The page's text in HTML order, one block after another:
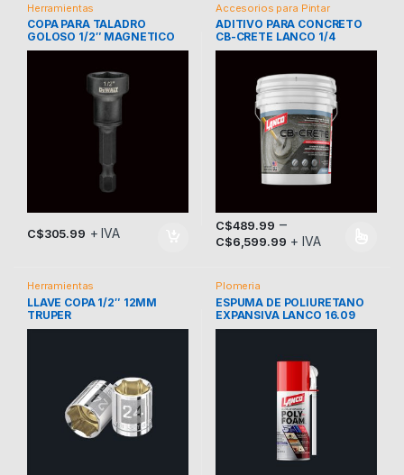
Herramientas
COPA PARA TALADRO
GOLOSO 1/2″ MAGNETICO
DEWALT DWADND12
C$305.99 + IVA
Accesorios para Pintar
ADITIVO PARA CONCRETO
CB-CRETE LANCO 1/4
C$489.99 –
C$6,599.99 + IVA
Este producto tiene múltiples
Herramientas
LLAVE COPA 1/2″ 12MM
TRUPER
Plomeria
ESPUMA DE POLIURETANO
EXPANSIVA LANCO 16.09
ONZAS